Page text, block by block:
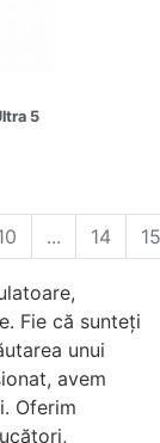
5
... 14 15
Fie că sunteți
unui
avem
Oferim